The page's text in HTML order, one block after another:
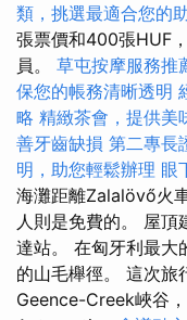
類，挑選最適合您的
張票價和400張HUF
員。 草屯按摩服務推
保您的帳務清晰透明
略 精緻茶會，提供美
善牙齒缺損 第二專長
明，助您輕鬆辦理 眼
海灘距離Zalalövő火
人則是免費的。 屋
達站。 在匈牙利最大
的山毛櫸徑。 這次
Geence-Creek峽谷